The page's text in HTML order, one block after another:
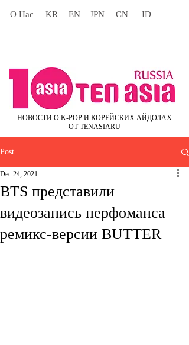
О Нас KR EN JPN CN ID
НОВОСТИ О K-POP И КОРЕЙСКИХ АЙДОЛАХ
ОТ TENASIARU
Post
BTS представили
видеозапись перфоманса
ремикс-версии BUTTER
Dec 24, 2021